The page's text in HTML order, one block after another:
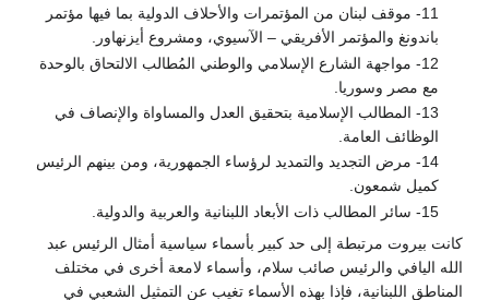
11- موقف لبنان من المؤتمرات والأحلاف الدولية بما فيها مؤتمر
باندونغ والمؤتمر الأفريقي – الآسيوي، ومشروع أيزنهاور.
12- مواجهة الشارع الإسلامي والوطني المُطالب الالتحاق بالوحدة
مع مصر وسوريا.
13- المطالب الإسلامية بتحقيق العدل والمساواة والإنصاف في
الوظائف العامة.
14- مرض التجديد والتمديد لرؤساء الجمهورية، ومن بينهم الرئيس
كميل شمعون.
15- سائر المطالب ذات الأبعاد اللبنانية والعربية والدولية.
كانت بيروت مرتبطة إلى حد كبير بأسماء سياسية أمثال الرئيس عبد
الله اليافي والرئيس صائب سلام، وأسماء لامعة أخرى في مختلف
المناطق اللبنانية، فإذا بهذه الأسماء تغيب عن التمثيل الشعبي في